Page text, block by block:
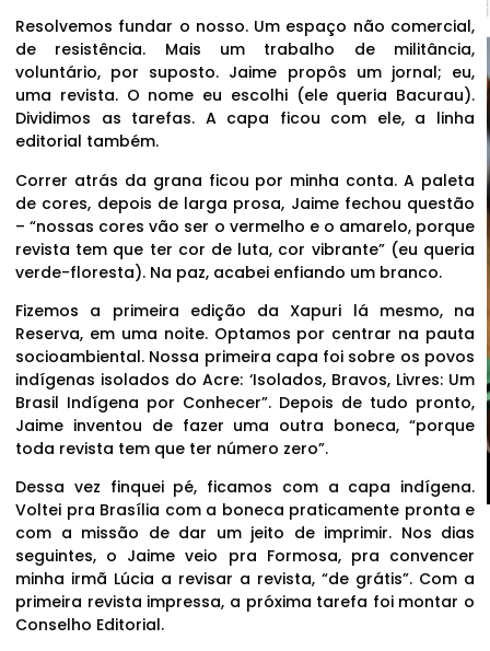
Resolvemos fundar o nosso. Um espaço não comercial,
de resistência. Mais um trabalho de militância,
voluntário, por suposto. Jaime propôs um jornal; eu,
uma revista. O nome eu escolhi (ele queria Bacurau).
Dividimos as tarefas. A capa ficou com ele, a linha
editorial também.
Correr atrás da grana ficou por minha conta. A paleta
de cores, depois de larga prosa, Jaime fechou questão
– “nossas cores vão ser o vermelho e o amarelo, porque
revista tem que ter cor de luta, cor vibrante” (eu queria
verde-floresta). Na paz, acabei enfiando um branco.
Fizemos a primeira edição da Xapuri lá mesmo, na
Reserva, em uma noite. Optamos por centrar na pauta
socioambiental. Nossa primeira capa foi sobre os povos
indígenas isolados do Acre: ‘Isolados, Bravos, Livres: Um
Brasil Indígena por Conhecer”. Depois de tudo pronto,
Jaime inventou de fazer uma outra boneca, “porque
toda revista tem que ter número zero”.
Dessa vez finquei pé, ficamos com a capa indígena.
Voltei pra Brasília com a boneca praticamente pronta e
com a missão de dar um jeito de imprimir. Nos dias
seguintes, o Jaime veio pra Formosa, pra convencer
minha irmã Lúcia a revisar a revista, “de grátis”. Com a
primeira revista impressa, a próxima tarefa foi montar o
Conselho Editorial.